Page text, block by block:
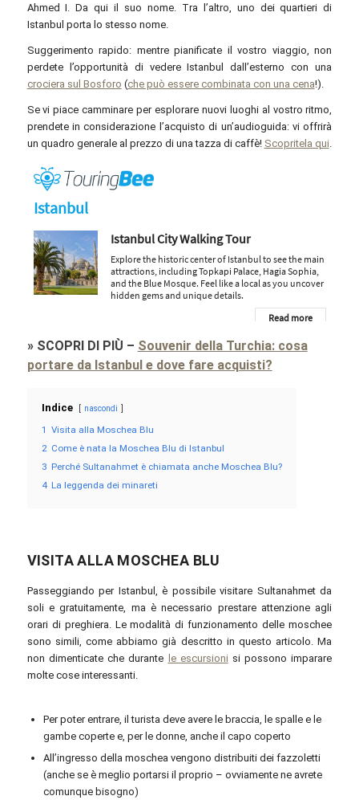
Ahmed I. Da qui il suo nome. Tra l’altro, uno dei quartieri di
Istanbul porta lo stesso nome.
Suggerimento rapido: mentre pianificate il vostro viaggio, non
perdete l’opportunità di vedere Istanbul dall’esterno con una
crociera sul Bosforo (che può essere combinata con una cena!).
Se vi piace camminare per esplorare nuovi luoghi al vostro ritmo,
prendete in considerazione l’acquisto di un’audioguida: vi offrirà
un quadro generale al prezzo di una tazza di caffè! Scopritela qui
» SCOPRI DI PIÙ – Souvenir della Turchia: cosa
portare da Istanbul e dove fare acquisti?
Indice nascondi
1 Visita alla Moschea Blu
2 Come è nata la Moschea Blu di Istanbul
3 Perché Sultanahmet è chiamata anche Moschea Blu?
4 La leggenda dei minareti
VISITA ALLA MOSCHEA BLU
Passeggiando per Istanbul, è possibile visitare Sultanahmet da
soli e gratuitamente, ma è necessario prestare attenzione agli
orari di preghiera. Le modalità di funzionamento delle moschee
sono simili, come abbiamo già descritto in questo articolo. Ma
non dimenticate che durante le escursioni si possono imparare
molte cose interessanti.
Per poter entrare, il turista deve avere le braccia, le spalle e le
gambe coperte e, per le donne, anche il capo coperto
All’ingresso della moschea vengono distribuiti dei fazzoletti
(anche se è meglio portarsi il proprio – ovviamente ne avrete
comunque bisogno)